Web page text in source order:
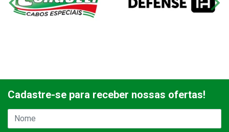
Cadastre-se para receber nossas ofertas!